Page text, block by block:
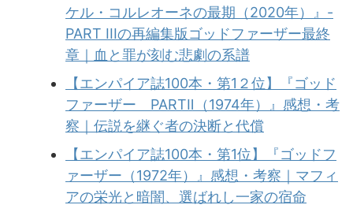
ケル・コルレオーネの最期（2020年）』-
PART IIIの再編集版ゴッドファーザー最終
章｜血と罪が刻む悲劇の系譜
【エンパイア誌100本・第1２位】『ゴッド
ファーザー PARTⅡ（1974年）』感想・考
察｜伝説を継ぐ者の決断と代償
【エンパイア誌100本・第1位】『ゴッドフ
ァーザー（1972年）』感想・考察｜マフィ
アの栄光と暗闇、選ばれし一家の宿命